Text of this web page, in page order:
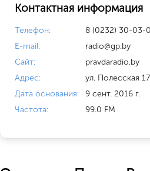
Контактная информация
Телефон:
8 (0232) 30-03-
E-mail:
radio@gp.by
Сайт:
pravdaradio.by
Адрес:
ул. Полесская
Дата основания:
9 сент. 2016 г.
Частота:
99.0 FM